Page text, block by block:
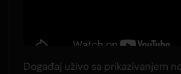
Događaj uživo sa prikazivanjem